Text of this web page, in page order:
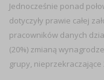
Jednocześnie ponad
dotyczyły prawie całej
pracowników danych
(20%) zmianą
grupy,